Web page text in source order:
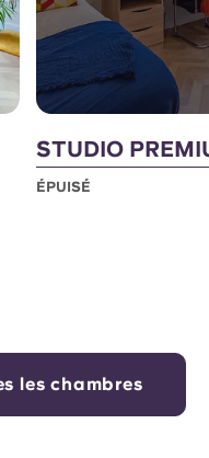
STUDIO
ÉPUISÉ
les chambres